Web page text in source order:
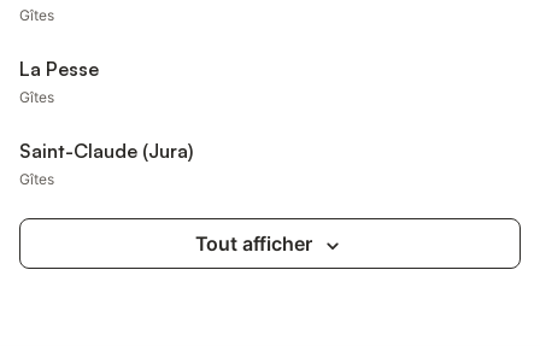
Gîtes
La Pesse
Gîtes
Saint-Claude (Jura)
Gîtes
Tout afficher